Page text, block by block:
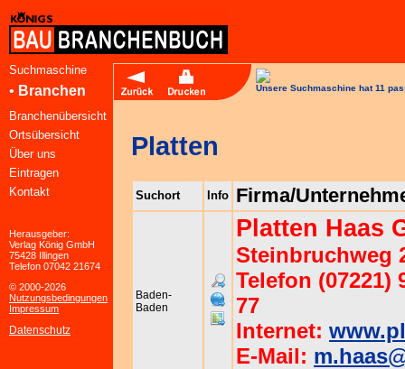
Suchmaschine
• Branchen
Branchenübersicht
Ortsübersicht
Über uns
Eintragen
Kontakt
Herausgeber:
Verlag König GmbH
75428 Illingen
Telefon 07042 21674
© 2000-2026
Nutzungsbedingungen
Impressum
Datenschutz
Unsere Suchmaschine hat 11
Platten
Suchort Info Firma/
Baden-
Baden
Platten Haas
Steinbruchweg
Telefon (07221)
77
Internet:
E-Mail: